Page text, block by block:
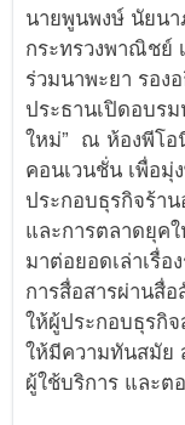
นายพูนพงษ์ นัยน
กระทรวงพาณิชย์
ร่วมนาพะยา รอง
ประธานเปิดอบร
ใหม่” ณ ห้องพีโอ
คอนเวนชั่น เพื่อมุ่
ประกอบธุรกิจร้า
และการตลาดยุค
มาต่อยอดเล่าเรื่
การสื่อสารผ่านสื่
ให้ผู้ประกอบธุรกิ
ให้มีความทันสมัย
ผู้ใช้บริการ และต